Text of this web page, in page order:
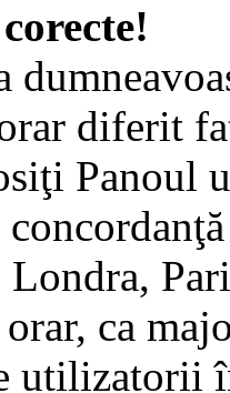
diferit
ca
utilizatorii